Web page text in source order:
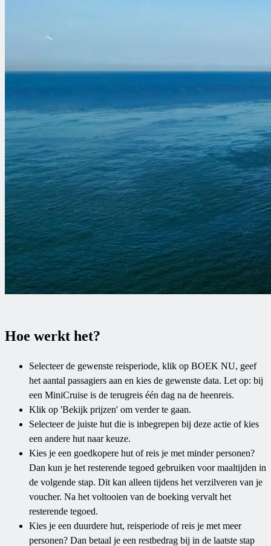
Hoe werkt het?
Selecteer de gewenste reisperiode, klik op BOEK NU, geef
het aantal passagiers aan en kies de gewenste data. Let op: bij
een MiniCruise is de terugreis één dag na de heenreis.
Klik op 'Bekijk prijzen' om verder te gaan.
Selecteer de juiste hut die is inbegrepen bij deze actie of kies
een andere hut naar keuze.
Kies je een goedkopere hut of reis je met minder personen?
Dan kun je het resterende tegoed gebruiken voor maaltijden in
de volgende stap. Dit kan alleen tijdens het verzilveren van je
voucher. Na het voltooien van de boeking vervalt het
resterende tegoed.
Kies je een duurdere hut, reisperiode of reis je met meer
personen? Dan betaal je een restbedrag bij in de laatste stap